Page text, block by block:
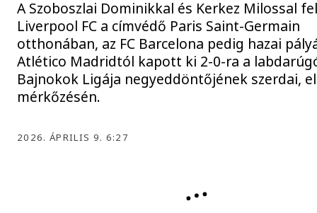
A Szoboszlai Dominikkal és Kerkez Milossal
Liverpool FC a címvédő Paris Saint-Germain
otthonában, az FC Barcelona pedig hazai
Atlético Madridtól kapott ki 2-0-ra a
Bajnokok Ligája negyeddöntőjének szerdai,
mérkőzésén.
2026. ÁPRILIS 9. 6:27